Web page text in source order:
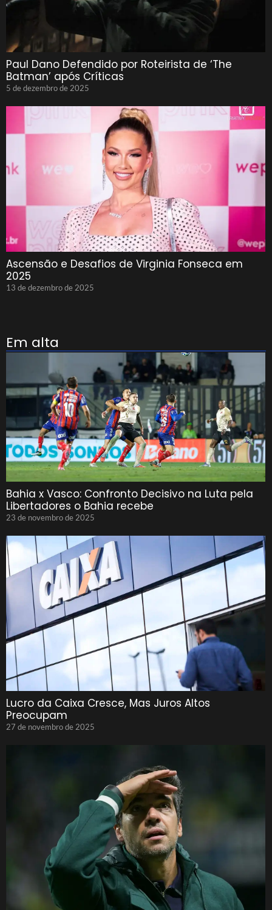
Paul Dano Defendido por Roteirista de ‘The
Batman’ após Críticas
5 de dezembro de 2025
Ascensão e Desafios de Virginia Fonseca em
2025
13 de dezembro de 2025
Em alta
Bahia x Vasco: Confronto Decisivo na Luta pela
Libertadores o Bahia recebe
23 de novembro de 2025
Lucro da Caixa Cresce, Mas Juros Altos
Preocupam
27 de novembro de 2025